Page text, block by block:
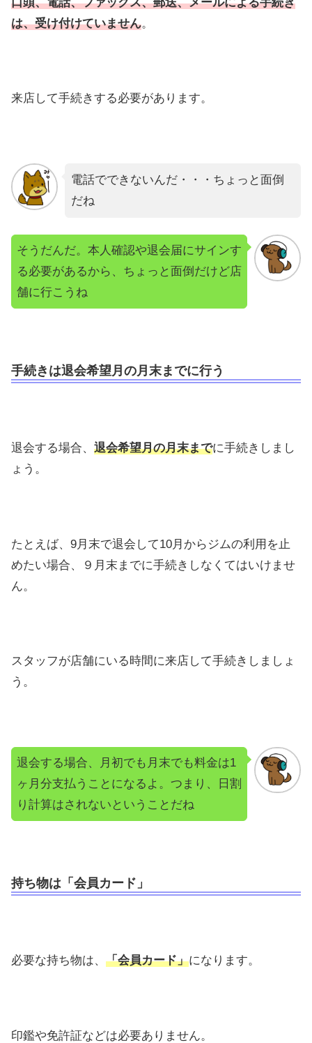
は、受け付けていません。
来店して手続きする必要があります。
電話でできないんだ・・・ちょっと面倒
だね
そうだんだ。本人確認や退会届にサインす
る必要があるから、ちょっと面倒だけど店
舗に行こうね
手続きは退会希望月の月末までに行う
退会する場合、 退会希望月の月末までに手続きしまし
ょう。
たとえば、9月末で退会して10月からジムの利用を止
めたい場合、９月末までに手続きしなくてはいけませ
ん。
スタッフが店舗にいる時間に来店して手続きしましょ
う。
退会する場合、月初でも月末でも料金は1
ヶ月分支払うことになるよ。つまり、日割
り計算はされないということだね
持ち物は「会員カード」
必要な持ち物は、 「会員カード」になります。
印鑑や免許証などは必要ありません。